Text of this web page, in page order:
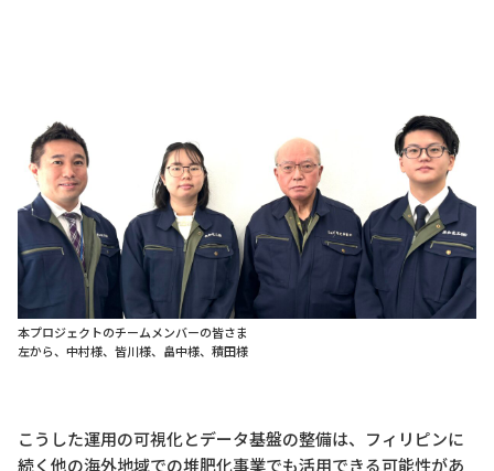
本プロジェクトのチームメンバーの皆さま
左から、中村様、皆川様、畠中様、積田様
こうした運用の可視化とデータ基盤の整備は、フィリピンに
続く他の海外地域での堆肥化事業でも活用できる可能性があ